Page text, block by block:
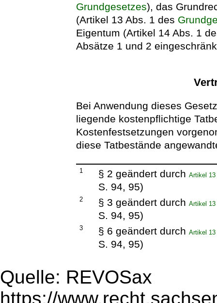
Grundgesetzes), das
(Artikel 13 Abs. 1 des
Eigentum (Artikel 14 Abs. 1
Absätze 1 und 2
Bei Anwendung dieses
liegende kostenpflichtige
Kostenfestsetzungen
diese Tatbestände
1 § 2 geändert durchArtikel 13
S. 94, 95)
2 § 3 geändert durchArtikel 13
S. 94, 95)
3 § 6 geändert durchArtikel 13
S. 94, 95)
Quelle: REVOSax
https://